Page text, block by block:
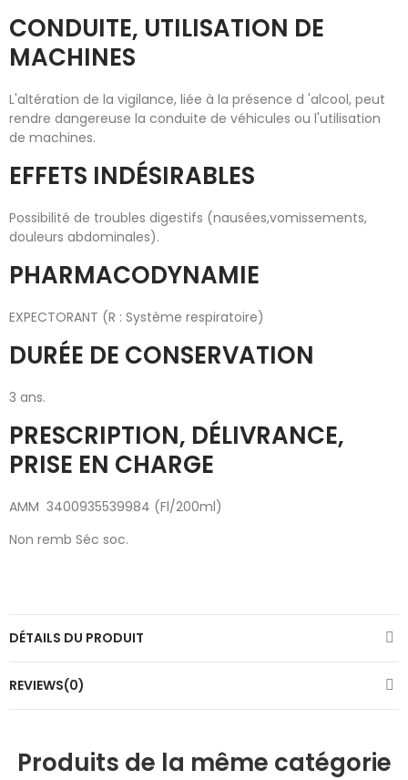
CONDUITE, UTILISATION DE
MACHINES
L'altération de la vigilance, liée à la présence d 'alcool, peut
rendre dangereuse la conduite de véhicules ou l'utilisation
de machines.
EFFETS INDÉSIRABLES
Possibilité de troubles digestifs (nausées,vomissements,
douleurs abdominales).
PHARMACODYNAMIE
EXPECTORANT (R : Système respiratoire)
DURÉE DE CONSERVATION
3 ans.
PRESCRIPTION, DÉLIVRANCE,
PRISE EN CHARGE
AMM 3400935539984 (Fl/200ml)
Non remb Séc soc.
DÉTAILS DU PRODUIT
REVIEWS(0)
Produits de la même catégorie